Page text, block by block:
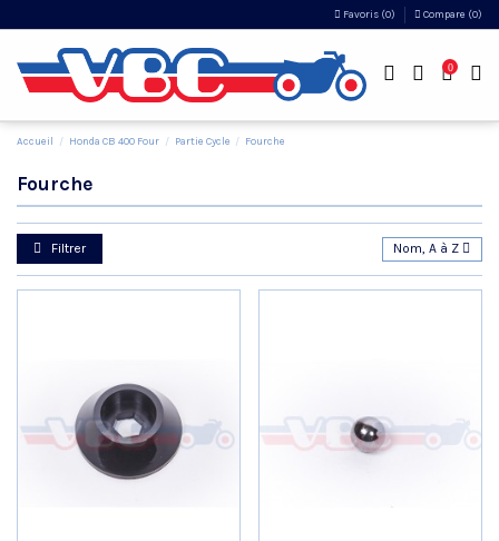
Favoris (0) Compare (0)
0
Accueil Honda CB 400 Four Partie Cycle Fourche
Fourche
Filtrer Nom, A à Z